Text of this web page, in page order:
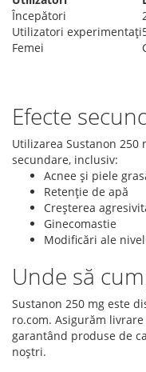
Începători
Utilizatori experimentați
Femei
Efecte
Utilizarea Sustanon 250
secundare, inclusiv:
Acnee și piele
Retenție de apă
Creșterea
Ginecomastie
Modificări ale
Unde să
Sustanon 250 mg este
ro.com. Asigurăm
garantând produse de
noștri.